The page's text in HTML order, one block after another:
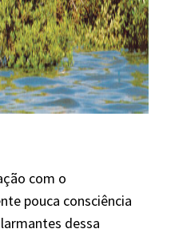
com o
pouca consciência
dessa